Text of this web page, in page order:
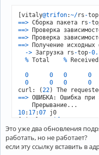
[vitaly@trifon:~/rs -
==> Сборка пакета rs -
==>
==>
==> Получение
-> Загрузка rs -top-
% Total % Received
0
0 0 0
0
0 0 0
curl: (22) The
==> ОШИБКА: Ошибка при
10: 17:07 j0
Это уже два обновления
работать, но не работает?
если эту ссылку вставить в